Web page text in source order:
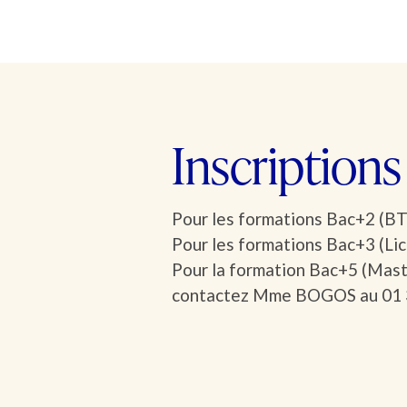
Inscriptions
Pour les formations Bac+2
Pour les formations Bac+3
Pour la formation Bac+5
contactez Mme BOGOS au